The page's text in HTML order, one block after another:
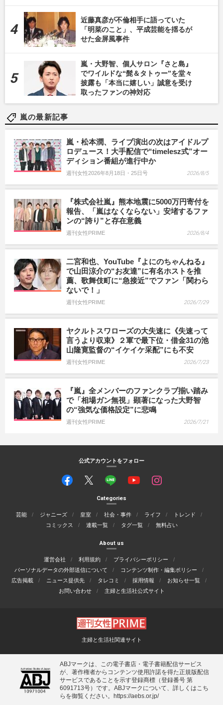
近藤真彦が不倫相手に語っていた
「明菜のこと」、平成芸能を揺るが
せた金屏風事件
嵐・大野智、個人サロン『さと島』
でワイルドな“髭＆タトゥー”を堂々
披露も「本当に嬉しい」誠意を受け
取ったファンの神対応
嵐の最新記事
嵐・松本潤、ライブ演出の次はアイドルプ
ロデュース！大手配信で“timelesz式”オー
ディション番組が進行中か
週刊女性2026年8月18日・25日号 2026/8/5
『株式会社嵐』熊本地震に5000万円寄付を
報告、「嵐はなくならない」安堵するファ
ンの“誇り”と存在意義
週刊女性PRIME 2026/8/4
二宮和也、YouTube『よにのちゃんねる』
で山田涼介の“お友達”に有名ホストを推
薦、歌舞伎町に“急接近”でファン「関わら
ないで！」
週刊女性PRIME 2026/7/29
ヤクルトスワローズの大失速に《失速って
言うより収束》２軍で最下位・借金31の池
山隆寛監督の“イケイケ采配”にも不安
週刊女性PRIME 2026/7/23
『嵐』全メンバーのファンクラブ揃い踏み
で「相場ガン無視」顕著になった大野智
の“強気な価格設定”に悲鳴
週刊女性PRIME 2026/7/21
公式アカウントをフォロー
Categories
芸能 ジャニーズ 皇室 社会・事件 ライフ
トレンド
コミックス
連載一覧 タグ一覧 無料占い
About us
運営会社 利用規約
プライバシーポリシー
パーソナルデータの外部送信について
コンテンツ制作・編集ポリシー
広告掲載
ニュース提供先 タレコミ 採用情報
お知らせ一覧
お問い合わせ
主婦と生活社公式サイト
主婦と生活社関連サイト
ABJマークは、この電子書店・電子書籍配信サービス
が、著作権者からコンテンツ使用許諾を得た正規版配信
サービスであることを示す登録商標（登録番号 第
6091713号）です。ABJマークについて、詳しくはこち
らを御覧ください。
https://aebs.or.jp/